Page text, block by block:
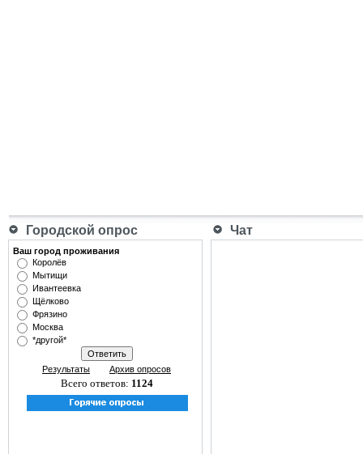
Городской опрос Чат
Ваш город проживания
Королёв
Мытищи
Ивантеевка
Щёлково
Фрязино
Москва
*другой*
Результаты Архив опросов
Всего ответов: 1124